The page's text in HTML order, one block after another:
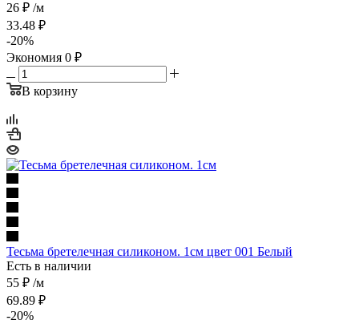
26 ₽ /м
33.48 ₽
-20%
Экономия 0 ₽
В корзину
Тесьма бретелечная силиконом. 1см цвет 001 Белый
Есть в наличии
55 ₽ /м
69.89 ₽
-20%